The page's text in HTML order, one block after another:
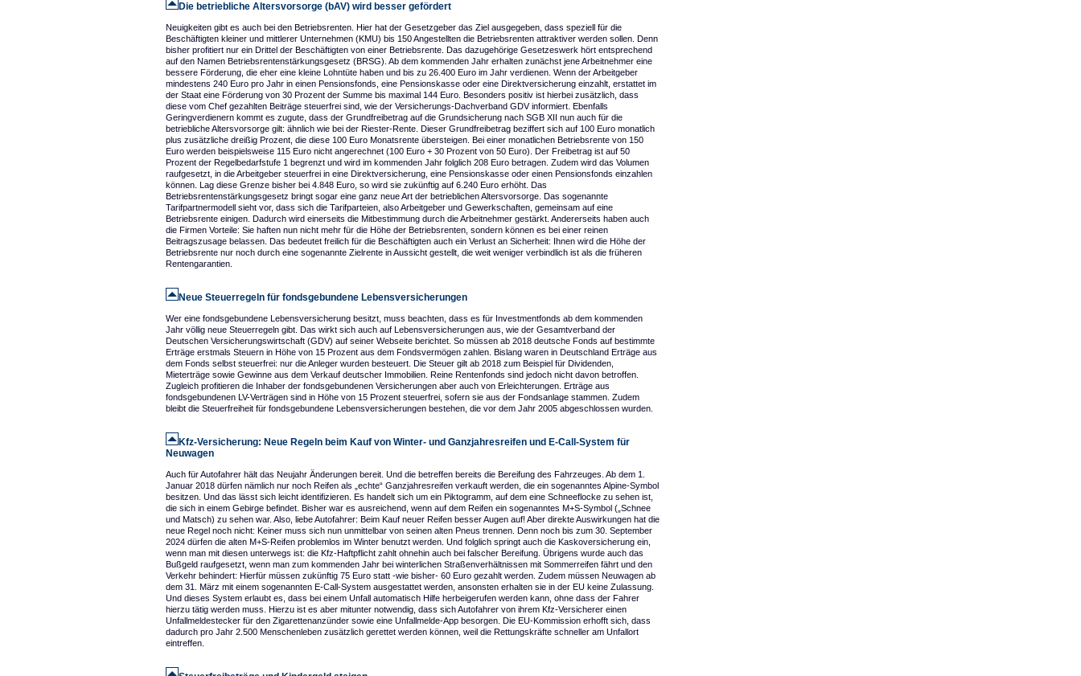
Die betriebliche Altersvorsorge (bAV) wird besser gefördert
Neuigkeiten gibt es auch bei den Betriebsrenten. Hier hat der Gesetzgeber das Ziel ausgegeben, dass speziell für die
Beschäftigten kleiner und mittlerer Unternehmen (KMU) bis 150 Angestellten die Betriebsrenten attraktiver werden sollen. Denn
bisher profitiert nur ein Drittel der Beschäftigten von einer Betriebsrente. Das dazugehörige Gesetzeswerk hört entsprechend
auf den Namen Betriebsrentenstärkungsgesetz (BRSG). Ab dem kommenden Jahr erhalten zunächst jene Arbeitnehmer eine
bessere Förderung, die eher eine kleine Lohntüte haben und bis zu 26.400 Euro im Jahr verdienen. Wenn der Arbeitgeber
mindestens 240 Euro pro Jahr in einen Pensionsfonds, eine Pensionskasse oder eine Direktversicherung einzahlt, erstattet im
der Staat eine Förderung von 30 Prozent der Summe bis maximal 144 Euro. Besonders positiv ist hierbei zusätzlich, dass
diese vom Chef gezahlten Beiträge steuerfrei sind, wie der Versicherungs-Dachverband GDV informiert. Ebenfalls
Geringverdienern kommt es zugute, dass der Grundfreibetrag auf die Grundsicherung nach SGB XII nun auch für die
betriebliche Altersvorsorge gilt: ähnlich wie bei der Riester-Rente. Dieser Grundfreibetrag beziffert sich auf 100 Euro monatlich
plus zusätzliche dreißig Prozent, die diese 100 Euro Monatsrente übersteigen. Bei einer monatlichen Betriebsrente von 150
Euro werden beispielsweise 115 Euro nicht angerechnet (100 Euro + 30 Prozent von 50 Euro). Der Freibetrag ist auf 50
Prozent der Regelbedarfstufe 1 begrenzt und wird im kommenden Jahr folglich 208 Euro betragen. Zudem wird das Volumen
raufgesetzt, in die Arbeitgeber steuerfrei in eine Direktversicherung, eine Pensionskasse oder einen Pensionsfonds einzahlen
können. Lag diese Grenze bisher bei 4.848 Euro, so wird sie zukünftig auf 6.240 Euro erhöht. Das
Betriebsrentenstärkungsgesetz bringt sogar eine ganz neue Art der betrieblichen Altersvorsorge. Das sogenannte
Tarifpartnermodell sieht vor, dass sich die Tarifparteien, also Arbeitgeber und Gewerkschaften, gemeinsam auf eine
Betriebsrente einigen. Dadurch wird einerseits die Mitbestimmung durch die Arbeitnehmer gestärkt. Andererseits haben auch
die Firmen Vorteile: Sie haften nun nicht mehr für die Höhe der Betriebsrenten, sondern können es bei einer reinen
Beitragszusage belassen. Das bedeutet freilich für die Beschäftigten auch ein Verlust an Sicherheit: Ihnen wird die Höhe der
Betriebsrente nur noch durch eine sogenannte Zielrente in Aussicht gestellt, die weit weniger verbindlich ist als die früheren
Rentengarantien.
Neue Steuerregeln für fondsgebundene Lebensversicherungen
Wer eine fondsgebundene Lebensversicherung besitzt, muss beachten, dass es für Investmentfonds ab dem kommenden
Jahr völlig neue Steuerregeln gibt. Das wirkt sich auch auf Lebensversicherungen aus, wie der Gesamtverband der
Deutschen Versicherungswirtschaft (GDV) auf seiner Webseite berichtet. So müssen ab 2018 deutsche Fonds auf bestimmte
Erträge erstmals Steuern in Höhe von 15 Prozent aus dem Fondsvermögen zahlen. Bislang waren in Deutschland Erträge aus
dem Fonds selbst steuerfrei: nur die Anleger wurden besteuert. Die Steuer gilt ab 2018 zum Beispiel für Dividenden,
Mieterträge sowie Gewinne aus dem Verkauf deutscher Immobilien. Reine Rentenfonds sind jedoch nicht davon betroffen.
Zugleich profitieren die Inhaber der fondsgebundenen Versicherungen aber auch von Erleichterungen. Erträge aus
fondsgebundenen LV-Verträgen sind in Höhe von 15 Prozent steuerfrei, sofern sie aus der Fondsanlage stammen. Zudem
bleibt die Steuerfreiheit für fondsgebundene Lebensversicherungen bestehen, die vor dem Jahr 2005 abgeschlossen wurden.
Kfz-Versicherung: Neue Regeln beim Kauf von Winter- und Ganzjahresreifen und E-Call-System für
Neuwagen
Auch für Autofahrer hält das Neujahr Änderungen bereit. Und die betreffen bereits die Bereifung des Fahrzeuges. Ab dem 1.
Januar 2018 dürfen nämlich nur noch Reifen als „echte“ Ganzjahresreifen verkauft werden, die ein sogenanntes Alpine-Symbol
besitzen. Und das lässt sich leicht identifizieren. Es handelt sich um ein Piktogramm, auf dem eine Schneeflocke zu sehen ist,
die sich in einem Gebirge befindet. Bisher war es ausreichend, wenn auf dem Reifen ein sogenanntes M+S-Symbol („Schnee
und Matsch) zu sehen war. Also, liebe Autofahrer: Beim Kauf neuer Reifen besser Augen auf! Aber direkte Auswirkungen hat die
neue Regel noch nicht: Keiner muss sich nun unmittelbar von seinen alten Pneus trennen. Denn noch bis zum 30. September
2024 dürfen die alten M+S-Reifen problemlos im Winter benutzt werden. Und folglich springt auch die Kaskoversicherung ein,
wenn man mit diesen unterwegs ist: die Kfz-Haftpflicht zahlt ohnehin auch bei falscher Bereifung. Übrigens wurde auch das
Bußgeld raufgesetzt, wenn man zum kommenden Jahr bei winterlichen Straßenverhältnissen mit Sommerreifen fährt und den
Verkehr behindert: Hierfür müssen zukünftig 75 Euro statt -wie bisher- 60 Euro gezahlt werden. Zudem müssen Neuwagen ab
dem 31. März mit einem sogenannten E-Call-System ausgestattet werden, ansonsten erhalten sie in der EU keine Zulassung.
Und dieses System erlaubt es, dass bei einem Unfall automatisch Hilfe herbeigerufen werden kann, ohne dass der Fahrer
hierzu tätig werden muss. Hierzu ist es aber mitunter notwendig, dass sich Autofahrer von ihrem Kfz-Versicherer einen
Unfallmeldestecker für den Zigarettenanzünder sowie eine Unfallmelde-App besorgen. Die EU-Kommission erhofft sich, dass
dadurch pro Jahr 2.500 Menschenleben zusätzlich gerettet werden können, weil die Rettungskräfte schneller am Unfallort
eintreffen.